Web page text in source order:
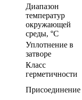
Диапазон
температур
окружающей
среды, °C
Уплотнение в
затворе
Класс
герметичности
Присоединение